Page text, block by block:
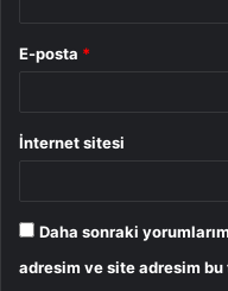
E-posta *
İnternet sitesi
Daha sonraki
adresim ve site adresim